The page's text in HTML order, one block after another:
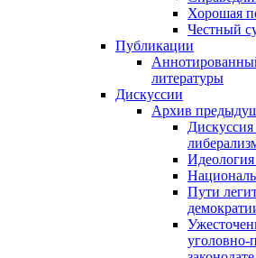
Хорошая
Честный
Публикации
литературы
Дискуссии
Архив
Идеология
Пути
уголовно-